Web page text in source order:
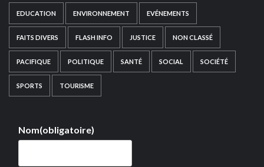
EDUCATION ENVIRONNEMENT EVÉNEMENTS
FAITS DIVERS FLASH INFO JUSTICE NON CLASSÉ
PACIFIQUE POLITIQUE SANTÉ SOCIAL SOCIÉTÉ
SPORTS TOURISME
Nom(obligatoire)